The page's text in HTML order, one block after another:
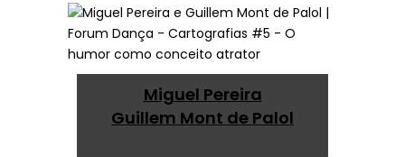
Miguel Pereira
Guillem Mont de Palol